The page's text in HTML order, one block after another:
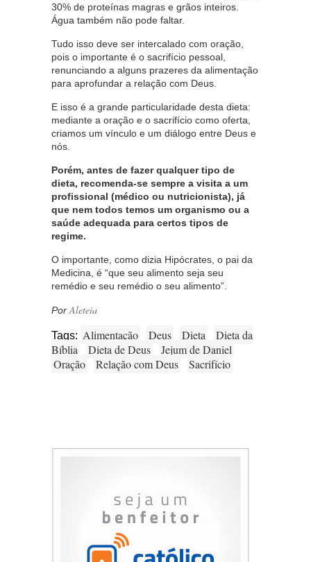
30% de proteínas magras e grãos inteiros.
Água também não pode faltar.
Tudo isso deve ser intercalado com oração,
pois o importante é o sacrifício pessoal,
renunciando a alguns prazeres da alimentação
para aprofundar a relação com Deus.
E isso é a grande particularidade desta dieta:
mediante a oração e o sacrifício como oferta,
criamos um vínculo e um diálogo entre Deus e
nós.
Porém, antes de fazer qualquer tipo de
dieta, recomenda-se sempre a visita a um
profissional (médico ou nutricionista), já
que nem todos temos um organismo ou a
saúde adequada para certos tipos de
regime.
O importante, como dizia Hipócrates, o pai da
Medicina, é “que seu alimento seja seu
remédio e seu remédio o seu alimento”.
Por Aleteia
Tags: Alimentação Deus Dieta
Dieta da
Bíblia
Dieta de Deus
Jejum de Daniel
Oração
Relação com Deus Sacrifício